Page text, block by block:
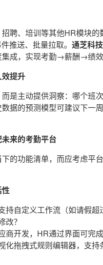
聘、培训等其他HR模块
推送、批量拉取。通芝科技
成，实现考勤→薪酬→绩效
提升
是主动提供洞察：哪个班
据的预测模型可建议下一
来的考勤平台
的功能清单，而应考虑平
性
持自定义工作流（如请假
改？
商开发，HR通过界面可完
化拖拽式规则编辑器，支